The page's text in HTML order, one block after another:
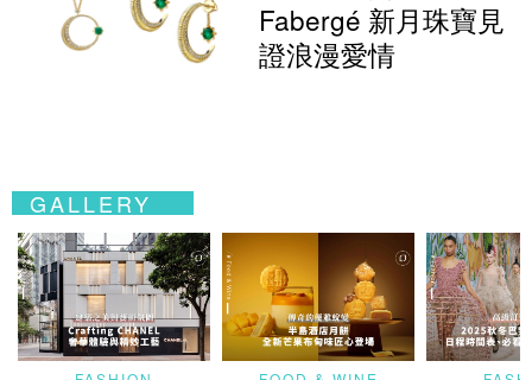
Fabergé 新月珠寶見
證浪漫愛情
GALLERY